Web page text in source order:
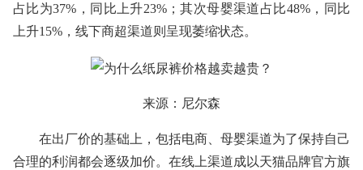
占比为37%，同比上升23%；其次母婴渠道占比48%，同比
上升15%，线下商超渠道则呈现萎缩状态。
来源：尼尔森
在出厂价的基础上，包括电商、母婴渠道为了保持自己
合理的利润都会逐级加价。在线上渠道成以天猫品牌官方旗